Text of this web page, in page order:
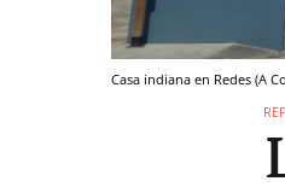
Casa indiana en Redes (A